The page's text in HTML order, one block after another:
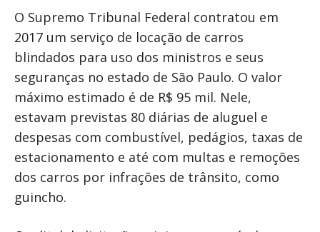
O Supremo Tribunal Federal contratou em
2017 um serviço de locação de carros
blindados para uso dos ministros e seus
seguranças no estado de São Paulo. O valor
máximo estimado é de R$ 95 mil. Nele,
estavam previstas 80 diárias de aluguel e
despesas com combustível, pedágios, taxas de
estacionamento e até com multas e remoções
dos carros por infrações de trânsito, como
guincho.